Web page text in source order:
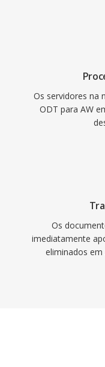
Os servidores na
ODT para AW
Os
imediatamente
eliminados em